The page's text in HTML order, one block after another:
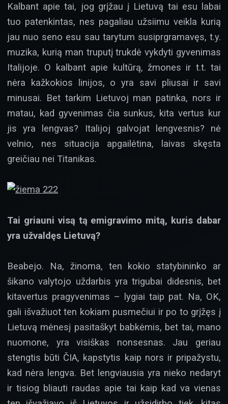
Kalbant apie tai, jog grįžau į Lietuvą tai esu labai
tuo patenkintas, nes pagaliau užsiimu veikla kurią
jau nuo seno esu sau tarytum susiprgramavęs, t.y.
muzika, kurią man truputį trukdė vykdyti gyvenimas
Italijoje. O kalbant apie kultūrą, žmones ir t.t. tai
nėra kažkokios linijos, o yra savi pliusai ir savi
minusai. Bet tarkim Lietuvoj man patinka, nors ir
matau, kad gyvenimas čia sunkus, kita vertus kur
jis yra lengvas? Italijoj galvojat lengvesnis? nė
velnio, nes situacija apgailėtina, laivas skęsta
greičiau nei Titanikas.
Tai griauni visą tą emigravimo mitą, kuris dabar
yra užvaldęs Lietuvą?
Beabejo. Na, žinoma, ten kokio statybininko ar
šikano valytojo uždarbis yra trigubai didesnis, bet
kitavertus pragyvenimas – lygiai taip pat. Na, OK,
gali išvažiuot ten kokiam pusmečiui ir po to grįžęs į
Lietuvą mėnesį pasitaškyt babkėmis, bet tai, mano
nuomone, yra visiškas nonsesnas. Jau geriau
stengtis būti ČIA, kapstytis kaip nors ir pripažystu,
kad nėra lengva. Bet lengviausia yra nieko nedaryt
ir tisiog bliauti raudas apie tai kaip kad va vienas